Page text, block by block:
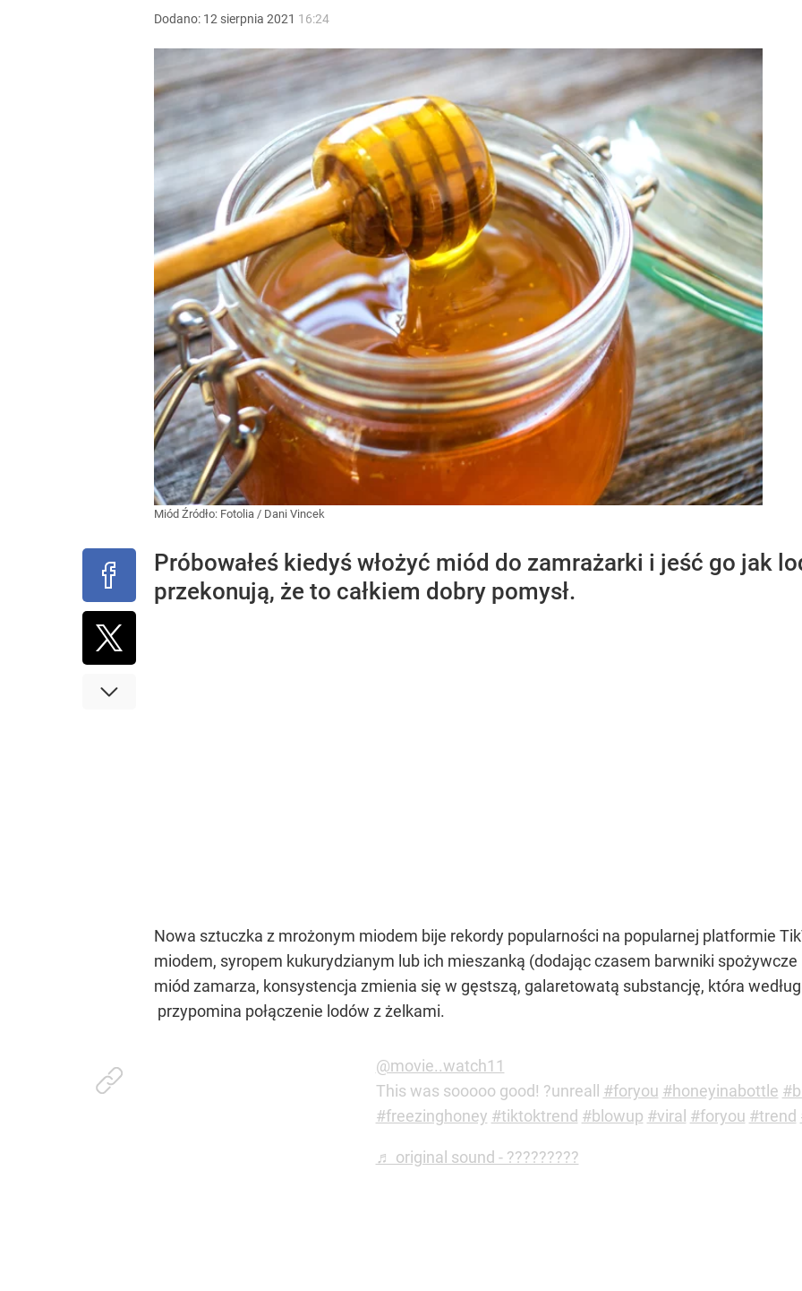
Dodano: 12 sierpnia 2021 16:24
Miód Źródło: Fotolia / Dani Vincek
Próbowałeś kiedyś włożyć miód do zamrażarki i jeść go jak
przekonują, że to całkiem dobry pomysł.
Nowa sztuczka z mrożonym miodem bije rekordy popularności na popularnej platformie
miodem, syropem kukurydzianym lub ich mieszanką (dodając czasem barwniki
miód zamarza, konsystencja zmienia się w gęstszą, galaretowatą substancję, która
przypomina połączenie lodów z żelkami.
@movie..watch11
This was sooooo good! ?unreall #foryou #honeyinabottle
#freezinghoney #tiktoktrend #blowup #viral #foryou #trend
♬ original sound - ?????????